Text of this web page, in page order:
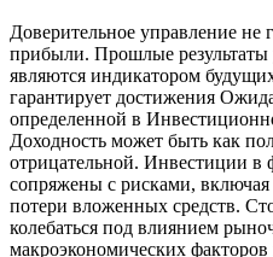
Доверительное управление не
прибыли. Прошлые результаты
являются индикатором
гарантирует достижения
определенной в
Доходность может быть как
отрицательной. Инвестиции
сопряжены с рисками,
потери вложенных средств.
колебаться под влиянием
макроэкономических